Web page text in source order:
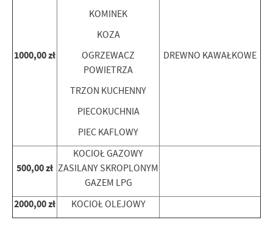
1000,00 zł
KOMINEK
KOZA
OGRZEWACZ
POWIETRZA
TRZON KUCHENNY
PIECOKUCHNIA
PIEC KAFLOWY
DREWNO KAWAŁKOWE
500,00 zł
KOCIOŁ GAZOWY
ZASILANY SKROPLONYM
GAZEM LPG
2000,00 zł KOCIOŁ OLEJOWY